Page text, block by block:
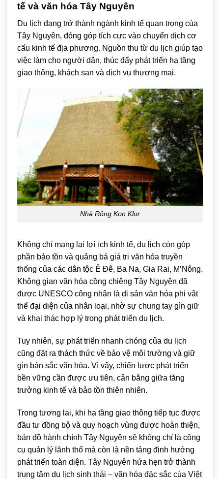
tế và văn hóa Tây Nguyên
Du lịch đang trở thành ngành kinh tế quan trọng của
Tây Nguyên, đóng góp tích cực vào chuyển dịch cơ
cấu kinh tế địa phương. Nguồn thu từ du lịch giúp tạo
việc làm cho người dân, thúc đẩy phát triển hạ tầng
giao thông, khách sạn và dịch vụ thương mại.
Nhà Rông Kon Klor
Không chỉ mang lại lợi ích kinh tế, du lịch còn góp
phần bảo tồn và quảng bá giá trị văn hóa truyền
thống của các dân tộc Ê Đê, Ba Na, Gia Rai, M’Nông.
Không gian văn hóa cồng chiêng Tây Nguyên đã
được UNESCO công nhận là di sản văn hóa phi vật
thể đại diện của nhân loại, nhờ sự chung tay gìn giữ
và khai thác hợp lý trong phát triển du lịch.
Tuy nhiên, sự phát triển nhanh chóng của du lịch
cũng đặt ra thách thức về bảo vệ môi trường và giữ
gìn bản sắc văn hóa. Vì vậy, chiến lược phát triển
bền vững cần được ưu tiên, cân bằng giữa tăng
trưởng kinh tế và bảo tồn thiên nhiên.
Trong tương lai, khi hạ tầng giao thông tiếp tục được
đầu tư đồng bộ và quy hoạch vùng được hoàn thiện,
bản đồ hành chính Tây Nguyên sẽ không chỉ là công
cụ quản lý lãnh thổ mà còn là nền tảng định hướng
phát triển toàn diện. Tây Nguyên hứa hẹn trở thành
trung tâm du lịch sinh thái – văn hóa đặc sắc của Việt